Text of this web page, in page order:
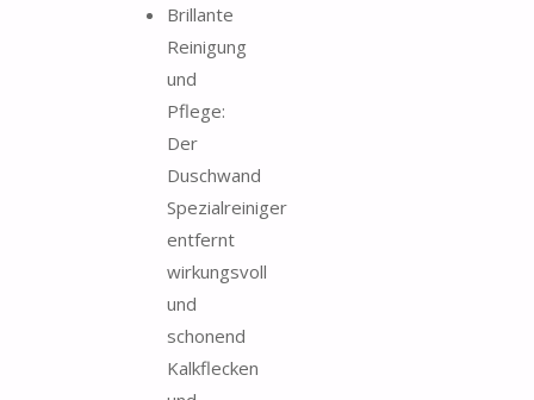
Brillante
Reinigung
und
Pflege:
Der
Duschwand
Spezialreiniger
entfernt
wirkungsvoll
und
schonend
Kalkflecken